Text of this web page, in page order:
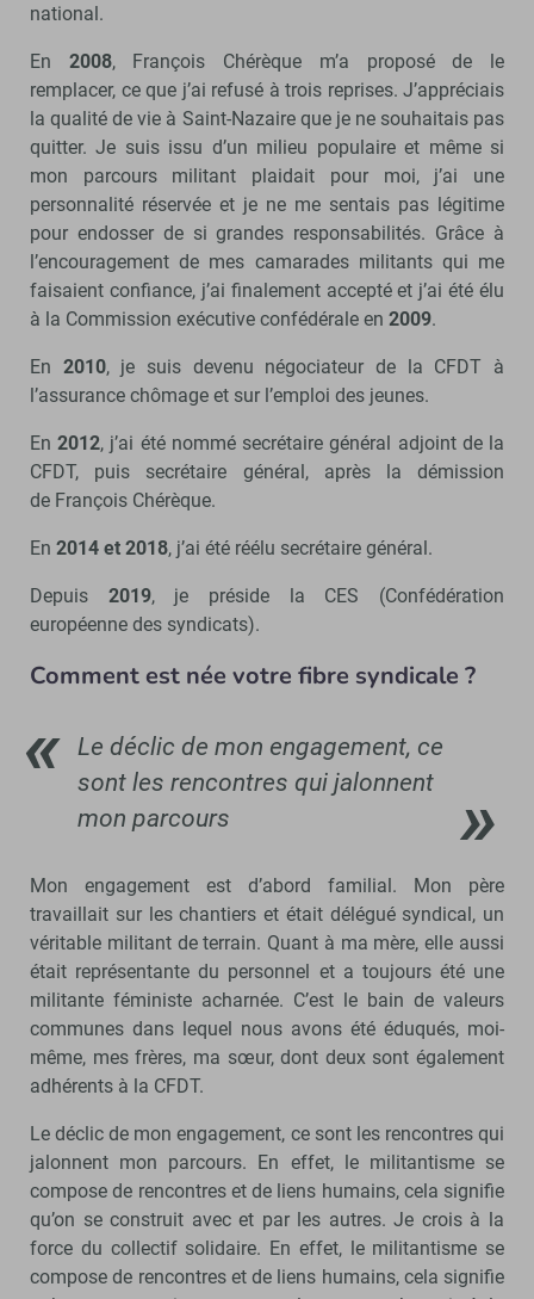
national.
En 2008, François Chérèque m’a proposé de le
remplacer, ce que j’ai refusé à trois reprises. J’appréciais
la qualité de vie à Saint-Nazaire que je ne souhaitais pas
quitter. Je suis issu d’un milieu populaire et même si
mon parcours militant plaidait pour moi, j’ai une
personnalité réservée et je ne me sentais pas légitime
pour endosser de si grandes responsabilités. Grâce à
l’encouragement de mes camarades militants qui me
faisaient confiance, j’ai finalement accepté et j’ai été élu
à la Commission exécutive confédérale en 2009.
En 2010, je suis devenu négociateur de la CFDT à
l’assurance chômage et sur l’emploi des jeunes.
En2012, j’ai été nommé secrétaire général adjoint de la
CFDT, puis secrétaire général, après la démission
de François Chérèque.
En 2014 et 2018, j’ai été réélu secrétaire général.
Depuis 2019, je préside la CES (Confédération
européenne des syndicats).
Comment est née votre fibre syndicale ?
Le déclic de mon engagement, ce
sont les rencontres qui jalonnent
mon parcours
Mon engagement est d’abord familial. Mon père
travaillait sur les chantiers et était délégué syndical, un
véritable militant de terrain. Quant à ma mère, elle aussi
était représentante du personnel et a toujours été une
militante féministe acharnée. C’est le bain de valeurs
communes dans lequel nous avons été éduqués, moi-
même, mes frères, ma sœur, dont deux sont également
adhérents à la CFDT.
Le déclic de mon engagement, ce sont les rencontres qui
jalonnent mon parcours. En effet, le militantisme se
compose de rencontres et de liens humains, cela signifie
qu’on se construit avec et par les autres. Je crois à la
force du collectif solidaire. En effet, le militantisme se
compose de rencontres et de liens humains, cela signifie